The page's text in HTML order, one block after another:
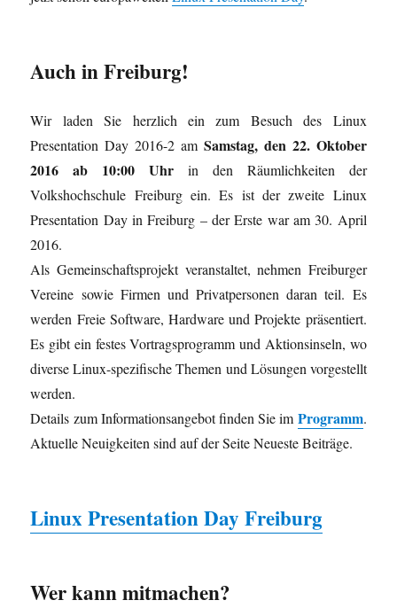
Auch in Freiburg!
Wir laden Sie herzlich ein zum Besuch des Linux
Presentation Day 2016-2 am Samstag, den 22. Oktober
2016 ab 10:00 Uhr in den Räumlichkeiten der
Volkshochschule Freiburg ein. Es ist der zweite Linux
Presentation Day in Freiburg – der Erste war am 30. April
2016.
Als Gemeinschaftsprojekt veranstaltet, nehmen Freiburger
Vereine sowie Firmen und Privatpersonen daran teil. Es
werden Freie Software, Hardware und Projekte präsentiert.
Es gibt ein festes Vortragsprogramm und Aktionsinseln, wo
diverse Linux-spezifische Themen und Lösungen vorgestellt
werden.
Details zum Informationsangebot finden Sie im Programm.
Aktuelle Neuigkeiten sind auf der Seite Neueste Beiträge.
Linux Presentation Day Freiburg
Wer kann mitmachen?